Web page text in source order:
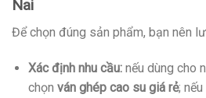
Nai
Để chọn đúng sản phẩm, bạn nên
Xác định nhu cầu:nếu dùng cho
chọn ván ghép cao su giá rẻ;